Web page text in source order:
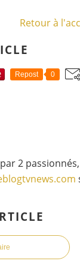
Retour à
Repost 0
2